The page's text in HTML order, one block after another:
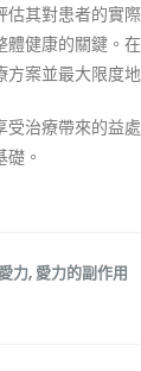
估其對患者的實
健康的關鍵。
案並最大限度
受治療帶來的益
。
力, 愛力的副作用